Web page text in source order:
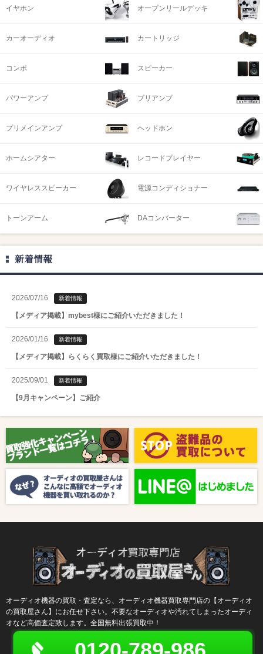
イヤホン オープンリールデッキ
カーオーディオ カートリッジ
コンポ スピーカー
パワーアンプ プリアンプ
プリメインアンプ ヘッドホン
ホームシアター レコードプレイヤー
ワイヤレススピーカー 電源コンディショナー
トーンアーム DAコンバーター
新着情報
2026/07/16 新着情報
【メディア掲載】mybest様にご紹介いただきました！
2026/01/16 新着情報
【メディア掲載】らくらく買取様にご紹介いただきました！
2025/09/01 新着情報
【9月キャンペーン】ご紹介
【8月キャンペーン】ご紹介
2024/10/04 新着情報
【ラジオ番組放送のお知らせ】
オーディオ機器の買取・査定なら、オーディオ機器買取専門店の【オーディオ
の買取屋さん】にお任せ下さい。不要なオーディオや汚れてしまったオーディ
オなど高価査定致します。全国無料出張買取中！